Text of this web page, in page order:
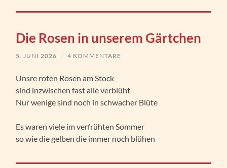
Die Rosen in unserem Gärtchen
5. JUNI 2026 / 4 KOMMENTARE
Unsre roten Rosen am Stock
sind inzwischen fast alle verblüht
Nur wenige sind noch in schwacher Blüte
Es waren viele im verfrühten Sommer
so wie die gelben die immer noch blühen